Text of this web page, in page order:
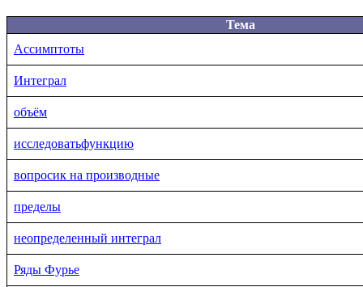
Тема
Ассимптоты
Интеграл
объём
исследоватьфункцию
вопросик на производные
пределы
неопределенный интеграл
Ряды Фурье